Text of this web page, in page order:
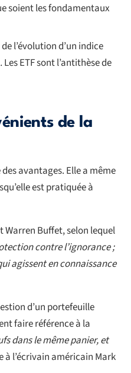
soient les fondamentaux
l’évolution d’un indice
ETF sont l’antithèse de
de la
avantages. Elle a même
est pratiquée à
Warren Buffet, selon lequel
contre l’ignorance ;
agissent en connaissance
d’un portefeuille
faire référence à la
dans le même panier, et
l’écrivain américain Mark